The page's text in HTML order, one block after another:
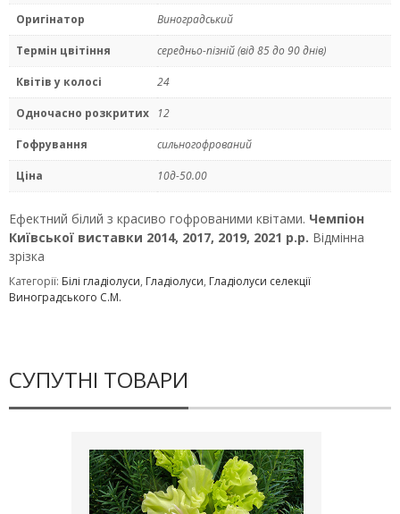
Оригінатор Виноградський
Термін цвітіння середньо-пiзнiй (від 85 до 90 днів)
Квітів у колосі 24
Одночасно розкритих 12
Гофрування сильногофрований
Ціна 10д-50.00
Ефектний бiлий з красиво гофрованими квiтами. Чемпiон
Київської виставки 2014, 2017, 2019, 2021 р.р. Вiдмiнна
зрiзка
Категорії: Білі гладіолуси, Гладіолуси, Гладіолуси селекції
Виноградського С.М.
СУПУТНІ ТОВАРИ